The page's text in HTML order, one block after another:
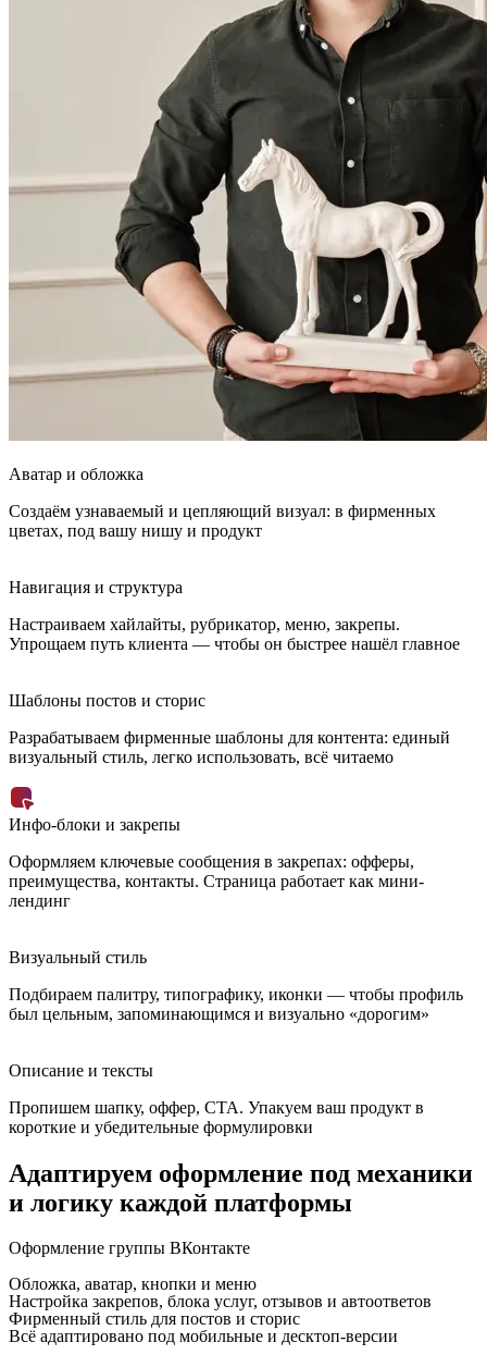
Аватар и обложка
Создаём узнаваемый и цепляющий визуал: в фирменных
цветах, под вашу нишу и продукт
Навигация и структура
Настраиваем хайлайты, рубрикатор, меню, закрепы.
Упрощаем путь клиента — чтобы он быстрее нашёл главное
Шаблоны постов и сторис
Разрабатываем фирменные шаблоны для контента: единый
визуальный стиль, легко использовать, всё читаемо
Инфо-блоки и закрепы
Оформляем ключевые сообщения в закрепах: офферы,
преимущества, контакты. Страница работает как мини-
лендинг
Визуальный стиль
Подбираем палитру, типографику, иконки — чтобы профиль
был цельным, запоминающимся и визуально «дорогим»
Описание и тексты
Пропишем шапку, оффер, CTA. Упакуем ваш продукт в
короткие и убедительные формулировки
Адаптируем оформление под механики
и логику каждой платформы
Оформление группы ВКонтакте
Обложка, аватар, кнопки и меню
Настройка закрепов, блока услуг, отзывов и автоответов
Фирменный стиль для постов и сторис
Всё адаптировано под мобильные и десктоп-версии